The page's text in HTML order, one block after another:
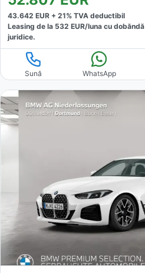
43.642 EUR + 21% TVA deductibil
Leasing de la 532 EUR/luna cu dobăndă
juridice.
Sună WhatsApp